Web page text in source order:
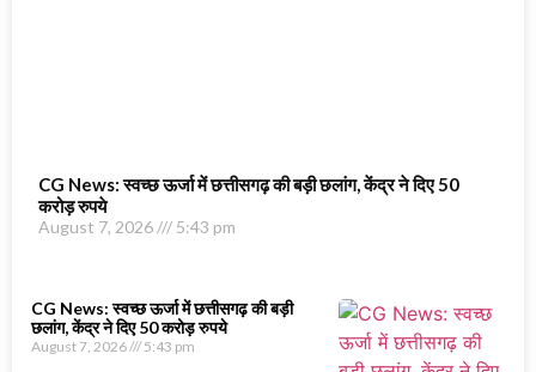
CG News: स्वच्छ ऊर्जा में छत्तीसगढ़ की बड़ी छलांग, केंद्र ने दिए 50
करोड़ रुपये
August 7, 2026 5:43 pm
CG News: स्वच्छ ऊर्जा में छत्तीसगढ़ की बड़ी
छलांग, केंद्र ने दिए 50 करोड़ रुपये
August 7, 2026 5:43 pm